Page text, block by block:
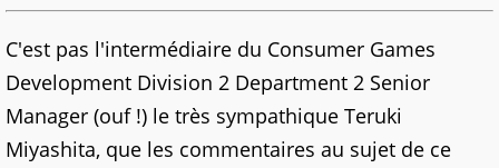
C'est pas l'intermédiaire du Consumer Games
Development Division 2 Department 2 Senior
Manager (ouf !) le très sympathique Teruki
Miyashita, que les commentaires au sujet de ce